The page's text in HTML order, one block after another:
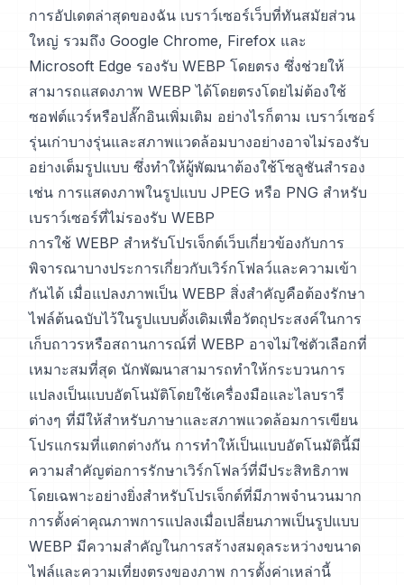
การอัปเดตล่าสุดของฉัน เบราว์เซอร์เว็บที่ทันสมัยส่วน
ใหญ่ รวมถึง Google Chrome, Firefox และ
Microsoft Edge รองรับ WEBP โดยตรง ซึ่งช่วยให้
สามารถแสดงภาพ WEBP ได้โดยตรงโดยไม่ต้องใช้
ซอฟต์แวร์หรือปลั๊กอินเพิ่มเติม อย่างไรก็ตาม เบราว์เซอร์
รุ่นเก่าบางรุ่นและสภาพแวดล้อมบางอย่างอาจไม่รองรับ
อย่างเต็มรูปแบบ ซึ่งทำให้ผู้พัฒนาต้องใช้โซลูชันสำรอง
เช่น การแสดงภาพในรูปแบบ JPEG หรือ PNG สำหรับ
เบราว์เซอร์ที่ไม่รองรับ WEBP
การใช้ WEBP สำหรับโปรเจ็กต์เว็บเกี่ยวข้องกับการ
พิจารณาบางประการเกี่ยวกับเวิร์กโฟลว์และความเข้า
กันได้ เมื่อแปลงภาพเป็น WEBP สิ่งสำคัญคือต้องรักษา
ไฟล์ต้นฉบับไว้ในรูปแบบดั้งเดิมเพื่อวัตถุประสงค์ในการ
เก็บถาวรหรือสถานการณ์ที่ WEBP อาจไม่ใช่ตัวเลือกที่
เหมาะสมที่สุด นักพัฒนาสามารถทำให้กระบวนการ
แปลงเป็นแบบอัตโนมัติโดยใช้เครื่องมือและไลบรารี
ต่างๆ ที่มีให้สำหรับภาษาและสภาพแวดล้อมการเขียน
โปรแกรมที่แตกต่างกัน การทำให้เป็นแบบอัตโนมัตินี้มี
ความสำคัญต่อการรักษาเวิร์กโฟลว์ที่มีประสิทธิภาพ
โดยเฉพาะอย่างยิ่งสำหรับโปรเจ็กต์ที่มีภาพจำนวนมาก
การตั้งค่าคุณภาพการแปลงเมื่อเปลี่ยนภาพเป็นรูปแบบ
WEBP มีความสำคัญในการสร้างสมดุลระหว่างขนาด
ไฟล์และความเที่ยงตรงของภาพ การตั้งค่าเหล่านี้